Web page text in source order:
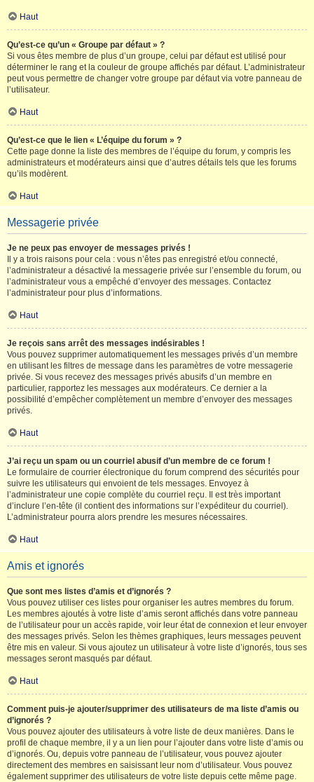
Haut
Qu’est-ce qu’un « Groupe par défaut » ?
Si vous êtes membre de plus d’un groupe, celui par défaut est utilisé pour
déterminer le rang et la couleur de groupe affichés par défaut. L’administrateur
peut vous permettre de changer votre groupe par défaut via votre panneau de
l’utilisateur.
Haut
Qu’est-ce que le lien « L’équipe du forum » ?
Cette page donne la liste des membres de l’équipe du forum, y compris les
administrateurs et modérateurs ainsi que d’autres détails tels que les forums
qu’ils modèrent.
Haut
Messagerie privée
Je ne peux pas envoyer de messages privés !
Il y a trois raisons pour cela : vous n’êtes pas enregistré et/ou connecté,
l’administrateur a désactivé la messagerie privée sur l’ensemble du forum, ou
l’administrateur vous a empêché d’envoyer des messages. Contactez
l’administrateur pour plus d’informations.
Haut
Je reçois sans arrêt des messages indésirables !
Vous pouvez supprimer automatiquement les messages privés d’un membre
en utilisant les filtres de message dans les paramètres de votre messagerie
privée. Si vous recevez des messages privés abusifs d’un membre en
particulier, rapportez les messages aux modérateurs. Ce dernier a la
possibilité d’empêcher complètement un membre d’envoyer des messages
privés.
Haut
J’ai reçu un spam ou un courriel abusif d’un membre de ce forum !
Le formulaire de courrier électronique du forum comprend des sécurités pour
suivre les utilisateurs qui envoient de tels messages. Envoyez à
l’administrateur une copie complète du courriel reçu. Il est très important
d’inclure l’en-tête (il contient des informations sur l’expéditeur du courriel).
L’administrateur pourra alors prendre les mesures nécessaires.
Haut
Amis et ignorés
Que sont mes listes d’amis et d’ignorés ?
Vous pouvez utiliser ces listes pour organiser les autres membres du forum.
Les membres ajoutés à votre liste d’amis seront affichés dans votre panneau
de l’utilisateur pour un accès rapide, voir leur état de connexion et leur envoyer
des messages privés. Selon les thèmes graphiques, leurs messages peuvent
être mis en valeur. Si vous ajoutez un utilisateur à votre liste d’ignorés, tous ses
messages seront masqués par défaut.
Haut
Comment puis-je ajouter/supprimer des utilisateurs de ma liste d’amis ou
d’ignorés ?
Vous pouvez ajouter des utilisateurs à votre liste de deux manières. Dans le
profil de chaque membre, il y a un lien pour l’ajouter dans votre liste d’amis ou
d’ignorés. Ou, depuis votre panneau de l’utilisateur, vous pouvez ajouter
directement des membres en saisissant leur nom d’utilisateur. Vous pouvez
également supprimer des utilisateurs de votre liste depuis cette même page.